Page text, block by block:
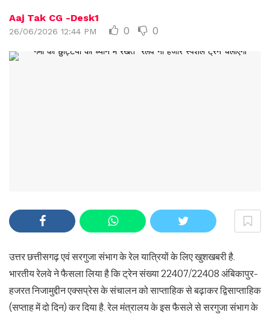
Aaj Tak CG -Desk1
26/06/2026 12:44 PM 0 0
उत्तर छत्तीसगढ़ एवं सरगुजा संभाग के रेल यात्रियों के लिए खुशखबरी है.
भारतीय रेलवे ने फैसला लिया है कि ट्रेन संख्या 22407/22408 अंबिकापुर-
हजरत निजामुद्दीन एक्सप्रेस के संचालन को साप्ताहिक से बढ़ाकर द्विसाप्ताहिक
(सप्ताह में दो दिन) कर दिया है. रेल मंत्रालय के इस फैसले से सरगुजा संभाग के